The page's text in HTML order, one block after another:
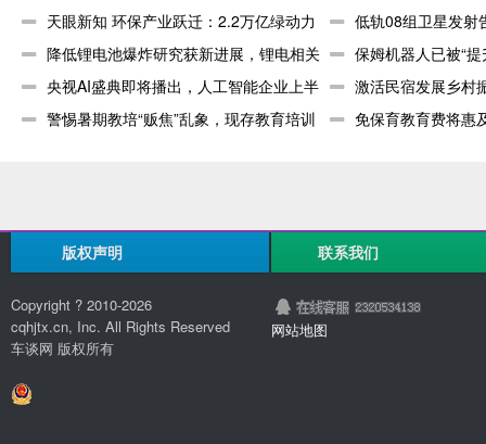
企业超3
关企业超
天眼新知 环保产业跃迁：2.2万亿绿动力
重塑
低轨08组卫星发射
业超6
降低锂电池爆炸研究获新进展，锂电相关
企业现存
保姆机器人已被“
器人相
央视AI盛典即将播出，人工智能企业上半
年新增
激活民宿发展乡村
存民宿
警惕暑期教培“贩焦”乱象，现存教育培训
免保育教育费将惠
版权声明
Copyright ? 2010-2026
cqhjtx.cn, Inc. All Rights Reserved
车谈网 版权所有
联系我们
网站地图